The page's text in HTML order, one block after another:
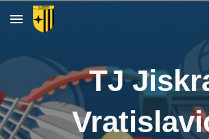
Skip to main content
TJ